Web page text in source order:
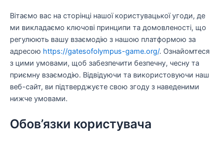
Вітаємо вас на сторінці нашої користувацької угоди, де
ми викладаємо ключові принципи та домовленості, що
регулюють вашу взаємодію з нашою платформою за
адресою https://gatesofolympus-game.org/. Ознайомтеся
з цими умовами, щоб забезпечити безпечну, чесну та
приємну взаємодію. Відвідуючи та використовуючи наш
веб-сайт, ви підтверджуєте свою згоду з наведеними
нижче умовами.
Обов’язки користувача